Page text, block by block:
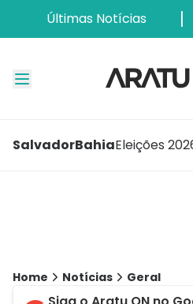
Últimas Notícias
SalvadorBahiaEleições
Home Notícias Geral